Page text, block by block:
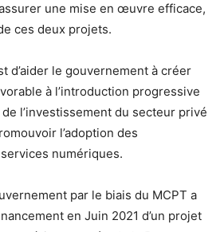
une mise en œuvre efficace,
ces deux projets.
d’aider le gouvernement à créer
à l’introduction progressive
l’investissement du secteur privé
l’adoption des
numériques.
par le biais du MCPT a
en Juin 2021 d’un projet